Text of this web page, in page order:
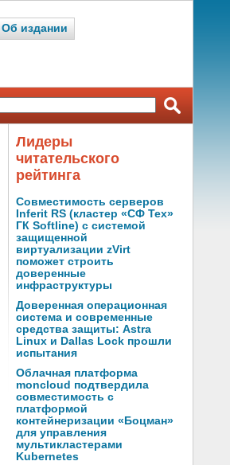
Об издании
Лидеры
читательского
рейтинга
Совместимость серверов
Inferit RS (кластер «СФ Тех»
ГК Softline) с системой
защищенной
виртуализации zVirt
поможет строить
доверенные
инфраструктуры
Доверенная операционная
система и современные
средства защиты: Astra
Linux и Dallas Lock прошли
испытания
Облачная платформа
moncloud подтвердила
совместимость с
платформой
контейнеризации «Боцман»
для управления
мультикластерами
Kubernetes